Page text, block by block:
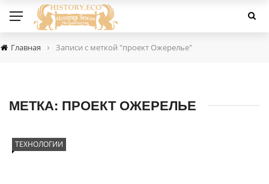
Главная › Записи с меткой "проект Ожерелье"
МЕТКА: ПРОЕКТ ОЖЕРЕЛЬЕ
ТЕХНОЛОГИИ